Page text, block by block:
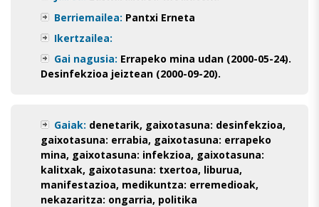
Berriemailea: Pantxi Erneta
Ikertzailea:
Gai nagusia: Errapeko mina udan (2000-05-24).
Desinfekzioa jeiztean (2000-09-20).
Gaiak: denetarik, gaixotasuna: desinfekzioa,
gaixotasuna: errabia, gaixotasuna: errapeko
mina, gaixotasuna: infekzioa, gaixotasuna:
kalitxak, gaixotasuna: txertoa, liburua,
manifestazioa, medikuntza: erremedioak,
nekazaritza: ongarria, politika